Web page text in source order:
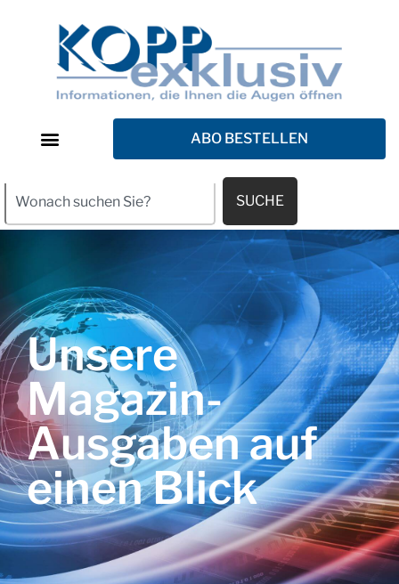
ABO BESTELLEN
SUCHE
Unsere
Magazin-
Ausgaben auf
einen Blick